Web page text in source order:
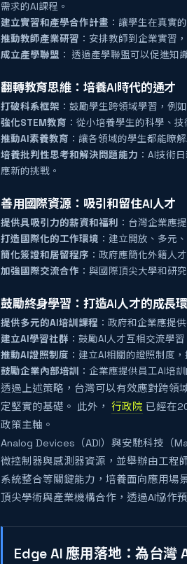
需求的AI課程。
建立實習和產學合作計畫 ：讓學生在真實
推動教師產業研習 ：安排教師到企業實習
成立產學聯盟 ： 透過產學聯盟可以促進知
翻轉教育思維：培養AI時代的通才
打破科系框架 ：鼓勵學生跨領域學習，例
強化STEM教育 ：從小培養學生的科學、
推動AI素養教育 ：讓各領域的學生都能瞭
培養批判性思考和解決問題能力 ：AI技術
應新的挑戰。
善用國際資源：吸引和留住AI人才
提供具吸引力的薪資和福利 ：台灣企業應
打造國際化的工作環境 ：建立開放、多元
簡化簽證和居留程序 ：政府應簡化外籍人
加強國際交流合作 ：與國際頂尖大學和研
鼓勵終身學習：打造AI人才的成長
提供多元的AI培訓課程 ：政府和企業應提
建立AI學習社群 ：鼓勵AI人才互相交流學
推動AI證照制度 ：建立AI相關的證照制度
鼓勵企業內部培訓 ：企業應提供員工AI培
透過上述策略，台灣可以有效應對跨領
定堅實的基礎。 此外， 行政院 已經在
政策主軸。
Analog Devices（ADI）與安馳科技（
微控制器與感測器資源，並舉辦由工程
系統整合等關鍵能力，培養面向應用場
頂尖學術與產業機構合作，透過AI協作
Edge AI 應用落地：為台灣